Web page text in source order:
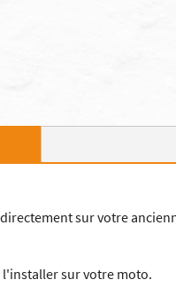
sur votre
sur votre moto.